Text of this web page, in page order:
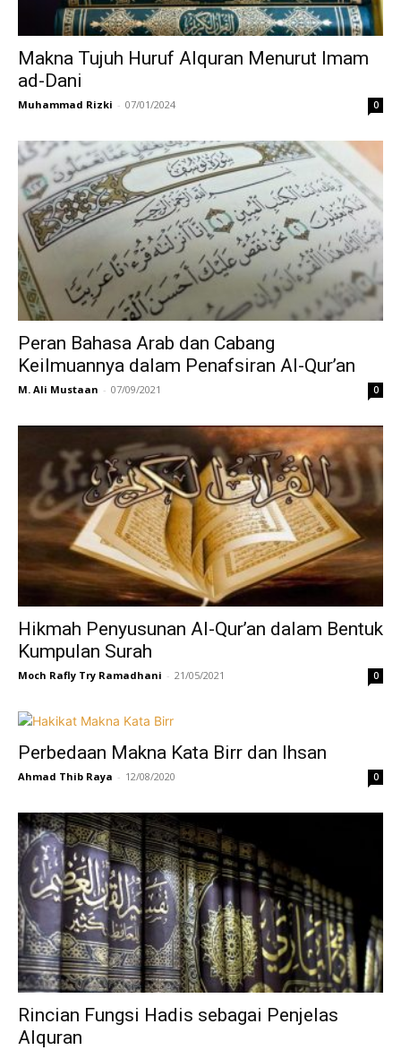
Makna Tujuh Huruf Alquran Menurut Imam
ad-Dani
Muhammad Rizki - 07/01/2024 0
Peran Bahasa Arab dan Cabang
Keilmuannya dalam Penafsiran Al-Qur’an
M. Ali Mustaan - 07/09/2021 0
Hikmah Penyusunan Al-Qur’an dalam Bentuk
Kumpulan Surah
Moch Rafly Try Ramadhani - 21/05/2021 0
Perbedaan Makna Kata Birr dan Ihsan
Ahmad Thib Raya - 12/08/2020 0
Rincian Fungsi Hadis sebagai Penjelas
Alquran